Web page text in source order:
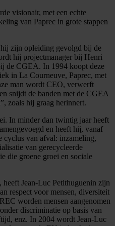
visionair, met een echte
van Paprec in grote stappen
hij zijn opleiding gevolgd bij de
hij projectmanager bij Henri
de CGEA. In 1994 koopt deze
in La Courneuve, Paprec, met
man wordt CEO, verwerft
snijdt de banden met de CGEA
zoals hij graag herinnert.
In minder dan twintig jaar heeft
en heeft hij, vanaf
cyclus van afval: inzameling,
van gerecycleerde
die groene groei en sociale
Jean-Luc Petithuguenin zijn
respect voor mensen, diversiteit
worden mensen aangenomen
discriminatie op basis van
enz. In 2004 wordt Jean-Luc